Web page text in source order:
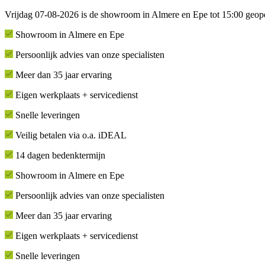
Vrijdag 07-08-2026 is de showroom in Almere en Epe tot 15:00
Showroom in Almere en Epe
Persoonlijk advies van onze specialisten
Meer dan 35 jaar ervaring
Eigen werkplaats + servicedienst
Snelle leveringen
Veilig betalen via o.a. iDEAL
14 dagen bedenktermijn
Showroom in Almere en Epe
Persoonlijk advies van onze specialisten
Meer dan 35 jaar ervaring
Eigen werkplaats + servicedienst
Snelle leveringen